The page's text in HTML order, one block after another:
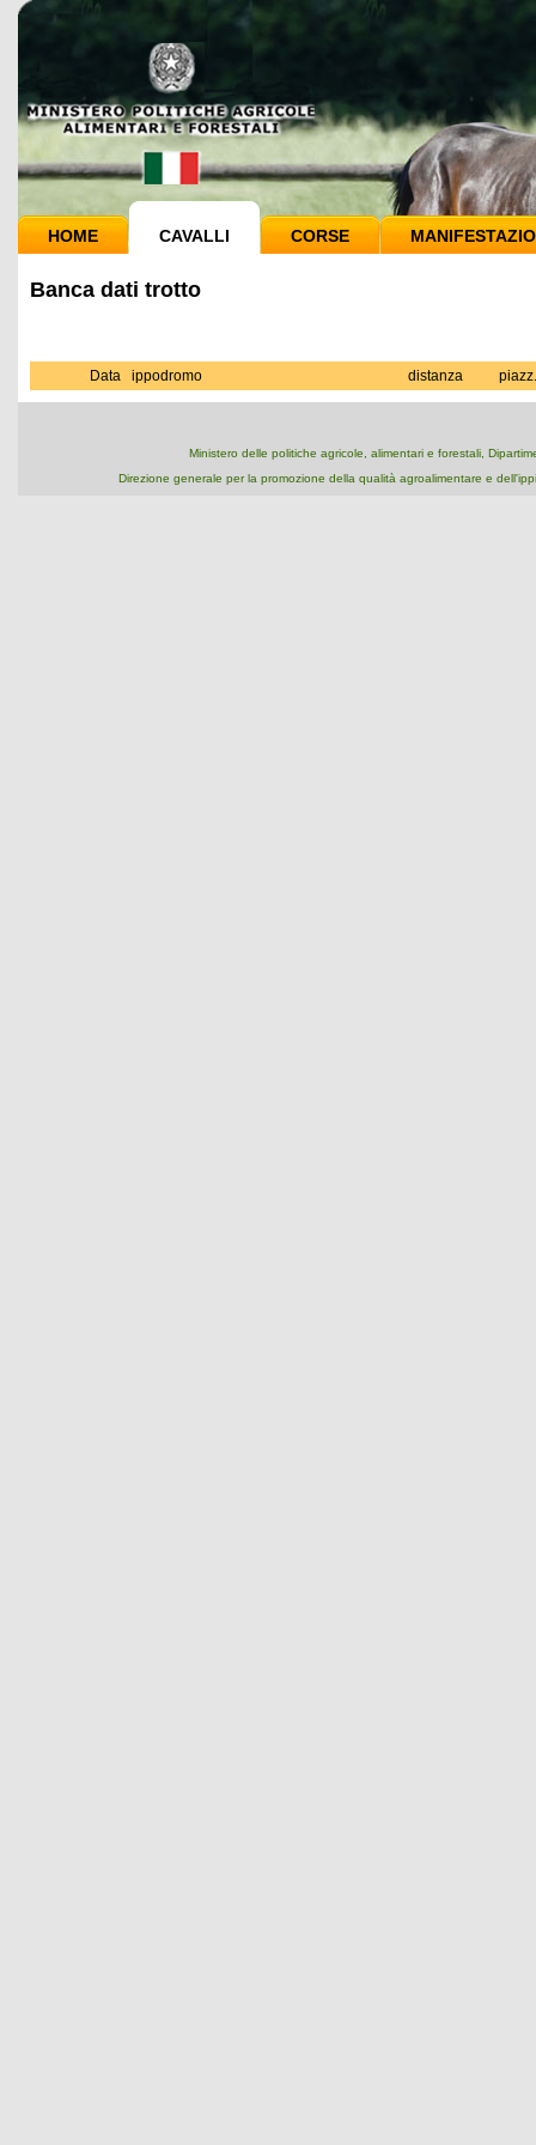
HOME CAVALLI CORSE
Banca dati trotto
Data ippodromo distanza piazz.
Ministero delle politiche agricole, alimentari e forestali,
Direzione generale per la promozione della qualità agroalimentare e